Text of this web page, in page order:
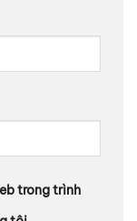
trong trình